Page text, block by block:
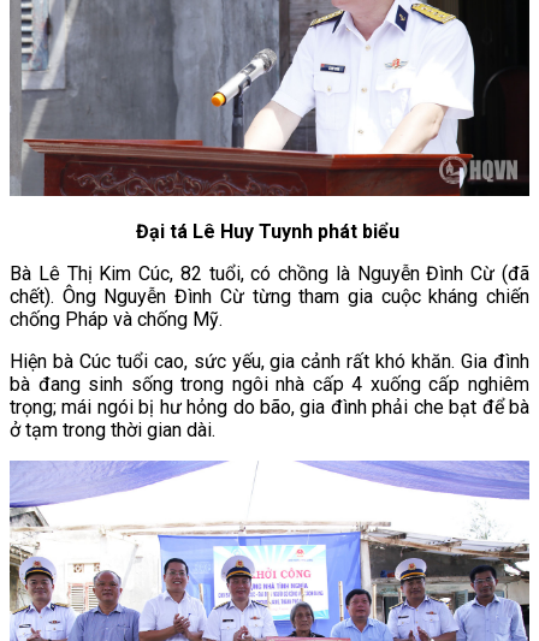
Đại tá Lê Huy Tuynh phát biểu
Bà Lê Thị Kim Cúc, 82 tuổi, có chồng là Nguyễn Đình Cừ (đã
chết). Ông Nguyễn Đình Cừtừng tham gia cuộc kháng chiến
chống Pháp và chống Mỹ.
Hiện bà Cúc tuổi cao, sức yếu, gia cảnh rất khó khăn. Gia đình
bà đang sinh sống trong ngôi nhà cấp 4 xuống cấp nghiêm
trọng; mái ngói bị hư hỏng do bão, gia đình phải che bạt để bà
ở tạm trong thời gian dài.